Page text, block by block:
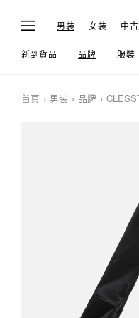
男裝 女裝 中
新到貨品 品牌 服裝
首頁 男裝 品牌